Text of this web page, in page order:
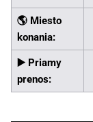
🌎 Miesto
konania:
▶️ Priamy
prenos: